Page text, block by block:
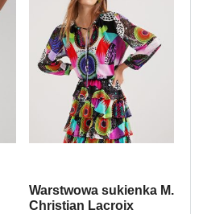
Warstwowa sukienka M.
Christian Lacroix